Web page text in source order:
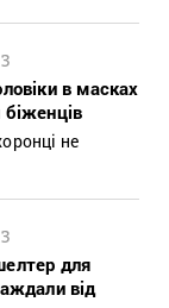
в масках
не
для
від